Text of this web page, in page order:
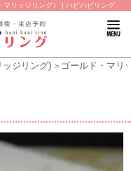
リッジリング） | ハピハピリング
ッジリング) ゴールド・マリ